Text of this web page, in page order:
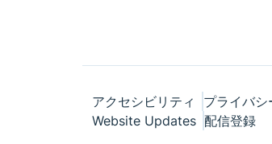
アクセシビリティ プライバ
Website Updates 配信登録